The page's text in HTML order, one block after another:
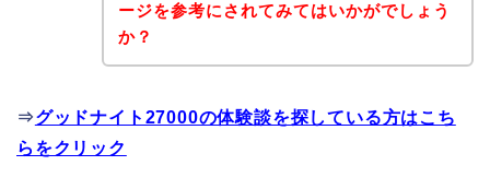
ージを参考にされてみてはいかがでしょう
か？
⇒グッドナイト27000の体験談を探している方はこち
らをクリック